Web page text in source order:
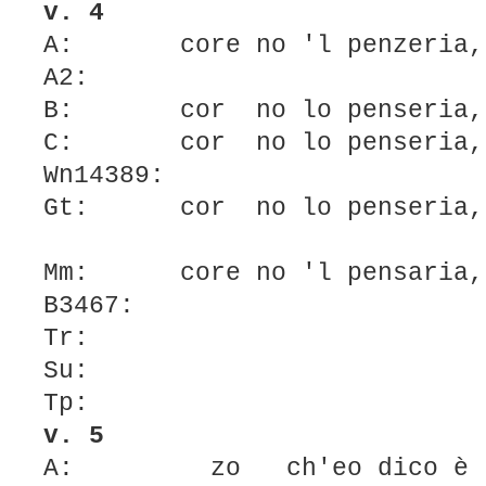
v. 4
A: core no 'l penzeria,
A2:
B: cor no lo penseria,
C: cor no lo penseria,
Wn14389:
Gt: cor no lo penseria,
Mm: core no 'l
B3467:
Tr:
Su:
Tp:
v. 5
A: zo ch'eo dico è